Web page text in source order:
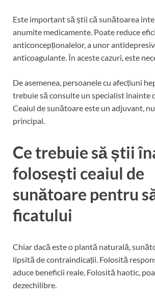
Este important să știi că sunătoarea
anumite medicamente. Poate reduce
anticoncepționalelor, a unor
anticoagulante. În aceste cazuri, este
De asemenea, persoanele cu afecțiuni
trebuie să consulte un specialist înainte
Ceaiul de sunătoare este un adjuvant,
principal.
Ce trebuie să știi
folosești ceaiul de
sunătoare pentru
ficatului
Chiar dacă este o plantă naturală,
lipsită de contraindicații. Folosită
aduce beneficii reale. Folosită haotic,
dezechilibre.